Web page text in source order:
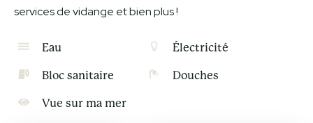
services de vidange et bien plus !
Eau Électricité
Bloc sanitaire Douches
Vue sur ma mer